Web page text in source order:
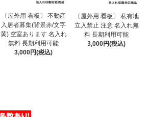
〔屋外用 看板〕 不動産
入居者募集(背景赤/文字
黄) 空室あります 名入れ
無料 長期利用可能
3,000円(税込)
〔屋外用 看板〕 私有地
立入禁止 注意 名入れ無
料 長期利用可能
3,000円(税込)